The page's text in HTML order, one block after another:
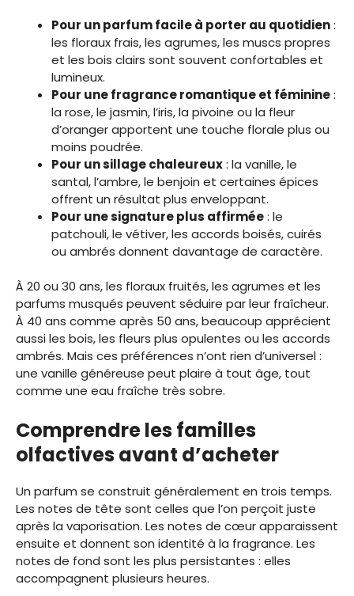
Pour un parfum facile à porter au quotidien:
les floraux frais, les agrumes, les muscs propres
et les bois clairs sont souvent confortables et
lumineux.
Pour une fragrance romantique et féminine:
la rose, le jasmin, l’iris, la pivoine ou la fleur
d’oranger apportent une touche florale plus ou
moins poudrée.
Pour un sillage chaleureux: la vanille, le
santal, l’ambre, le benjoin et certaines épices
offrent un résultat plus enveloppant.
Pour une signature plus affirmée: le
patchouli, le vétiver, les accords boisés, cuirés
ou ambrés donnent davantage de caractère.
À 20 ou 30 ans, les floraux fruités, les agrumes et les
parfums musqués peuvent séduire par leur fraîcheur.
À 40 ans comme après 50 ans, beaucoup apprécient
aussi les bois, les fleurs plus opulentes ou les accords
ambrés. Mais ces préférences n’ont rien d’universel :
une vanille généreuse peut plaire à tout âge, tout
comme une eau fraîche très sobre.
Comprendre les familles
olfactives avant d’acheter
Un parfum se construit généralement en trois temps.
Les notes de tête sont celles que l’on perçoit juste
après la vaporisation. Les notes de cœur apparaissent
ensuite et donnent son identité à la fragrance. Les
notes de fond sont les plus persistantes : elles
accompagnent plusieurs heures.